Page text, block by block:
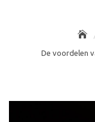
De voordelen